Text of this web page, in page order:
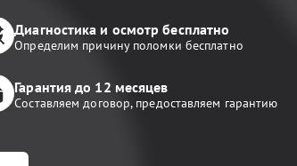
Диагностика и осмотр бесплатно
Определим причину поломки бесплатно
Гарантия до 12 месяцев
Составляем договор, предоставляем гарантию